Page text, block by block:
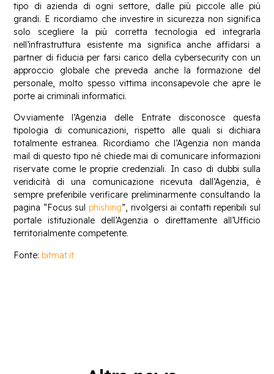
tipo di azienda di ogni settore, dalle più piccole alle più
grandi. E ricordiamo che investire in sicurezza non significa
solo scegliere la più corretta tecnologia ed integrarla
nell’infrastruttura esistente ma significa anche affidarsi a
partner di fiducia per farsi carico della cybersecurity con un
approccio globale che preveda anche la formazione del
personale, molto spesso vittima inconsapevole che apre le
porte ai criminali informatici.
Ovviamente l’Agenzia delle Entrate disconosce questa
tipologia di comunicazioni, rispetto alle quali si dichiara
totalmente estranea. Ricordiamo che l’Agenzia non manda
mail di questo tipo né chiede mai di comunicare informazioni
riservate come le proprie credenziali. In caso di dubbi sulla
veridicità di una comunicazione ricevuta dall’Agenzia, è
sempre preferibile verificare preliminarmente consultando la
pagina “Focus sul phishing”, rivolgersi ai contatti reperibili sul
portale istituzionale dell’Agenzia o direttamente all’Ufficio
territorialmente competente.
Fonte:bitmat.it